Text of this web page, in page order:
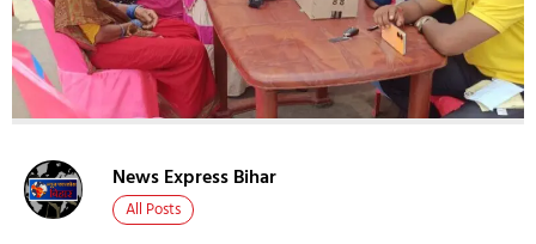
News Express Bihar
All Posts